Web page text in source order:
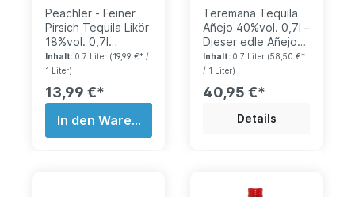
Erfrischung.
Peachler - Feiner
Pirsich Tequila Likör
18%vol. 0,7l
Entdecke den
sanften und
fruchtigen
Geschmack des
Peachler Pfirsich
Tequila Likörs!
Dieser Likör ist
Inhalt: 0.7 Liter (19,99 €* /
1 Liter)
13,99 €*
In den Warenkorb
Teremana Tequila
Añejo 40%vol. 0,7l –
Dieser edle Añejo
reift über ein Jahr
in amerikanischen
Eichenfässern und
entfaltet dadurch
einen wunderbar
komplexen
Inhalt: 0.7 Liter (58,50 €*
/ 1 Liter)
40,95 €*
Details